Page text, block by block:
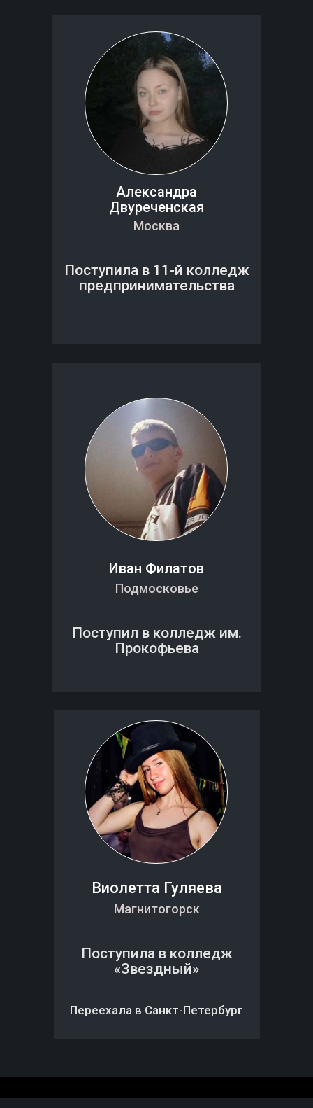
Поступила в 11-й колледж
предпринимательства
Александра
Двуреченская
Виолетта Гуляева
Поступила в колледж
«Звездный»
Поступил в колледж им.
Прокофьева
Иван Филатов
Москва
Подмосковье
Магнитогорск
Переехала в Санкт-Петербург